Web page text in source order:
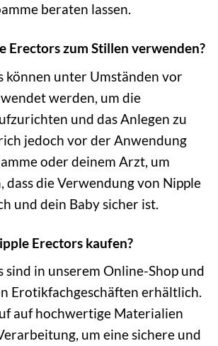
beraten lassen.
Erectors zum Stillen verwenden?
können unter Umständen vor
werden, um die
und das Anlegen zu
jedoch vor der Anwendung
oder deinem Arzt, um
dass die Verwendung von Nipple
und dein Baby sicher ist.
Erectors kaufen?
sind in unserem Online-Shop und
Erotikfachgeschäften erhältlich.
auf hochwertige Materialien
um eine sichere und